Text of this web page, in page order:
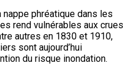
phréatique dans les
rend vulnérables aux crues
autres en 1830 et 1910,
sont aujourd’hui
du risque inondation.